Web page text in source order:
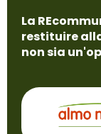
La
restituire
non sia